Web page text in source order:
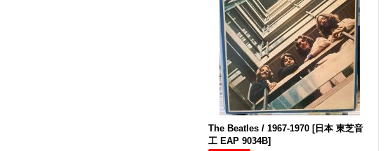
The Beatles / 1967-1970 [日本 東芝音
工 EAP 9034B]